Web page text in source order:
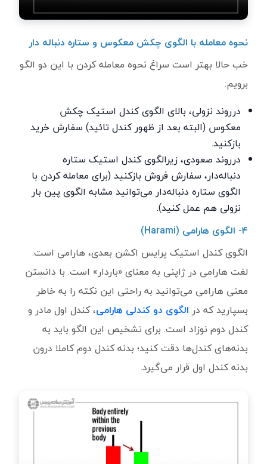
نحوه معامله با الگوی چکش معکوس و ستاره دنباله دار
خب حالا بهتر است سراغ نحوه معامله کردن با این دو الگو
برویم:
درروند نزولی، بالای الگوی کندل استیک چکش
معکوس (البته بعد از ظهور کندل تائید) سفارش خرید
بازکنید.
درروند صعودی، زیرالگوی کندل استیک ستاره
دنباله‌دار، سفارش فروش بازکنید (برای معامله کردن با
الگوی ستاره دنباله‌دار می‌توانید مشابه الگوی پین بار
نزولی هم عمل کنید).
۴- الگوی هارامی (
Harami
)
الگوی کندل استیک پرایس اکشن بعدی، هارامی است.
لغت هارامی در ژاپنی به معنای «باردار» است. با دانستن
معنی هارامی می‌توانید به راحتی این نکته را به خاطر
بسپارید که در الگوی دو کندلی هارامی، کندل اول مادر و
کندل دوم نوزاد است. برای تشخیص این الگو باید به
بدنه‌های کندل‌ها دقت کنید؛ بدنه کندل دوم کاملا درون
بدنه کندل اول قرار می‌گیرد.